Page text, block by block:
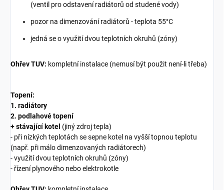
(ventil pro odstavení radiátorů od studené vody)
pozor na dimenzování radiátorů - teplota 55°C
jedná se o využití dvou teplotních okruhů (zóny)
Ohřev TUV: kompletní instalace (nemusí být použit není-li třeba)
Topení:
1. radiátory
2. podlahové topení
+ stávající kotel (jiný zdroj tepla)
- při nízkých teplotách se sepne kotel na vyšší topnou teplotu
(např. při málo dimenzovaných radiátorech)
- využití dvou teplotních okruhů (zóny)
- řízení plynového nebo elektrokotle